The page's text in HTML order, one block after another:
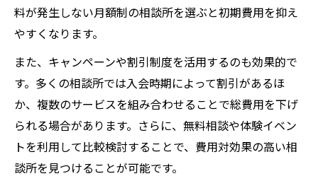
料が発生しない月額制の相談所を選ぶと初期費用を抑え
やすくなります。
また、キャンペーンや割引制度を活用するのも効果的で
す。多くの相談所では入会時期によって割引があるほ
か、複数のサービスを組み合わせることで総費用を下げ
られる場合があります。さらに、無料相談や体験イベン
トを利用して比較検討することで、費用対効果の高い相
談所を見つけることが可能です。